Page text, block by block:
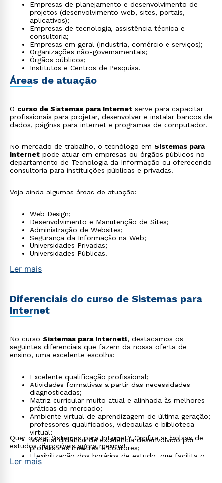
Empresas de planejamento e desenvolvimento de
projetos (desenvolvimento web, sites, portais,
aplicativos);
Empresas de tecnologia, assistência técnica e
consultoria;
Empresas em geral (indústria, comércio e serviços);
Organizações não-governamentais;
Órgãos públicos;
Institutos e Centros de Pesquisa.
Áreas de atuação
O curso de Sistemas para Internet serve para capacitar
profissionais para projetar, desenvolver e instalar bancos de
dados, páginas para internet e programas de computador.
No mercado de trabalho, o tecnólogo em Sistemas para
Internet pode atuar em empresas ou órgãos públicos no
departamento de Tecnologia da Informação ou oferecendo
consultoria para instituições públicas e privadas.
Veja ainda algumas áreas de atuação:
Web Design;
Desenvolvimento e Manutenção de Sites;
Administração de Websites;
Segurança da Informação na Web;
Universidades Privadas;
Universidades Públicas.
Ler mais
Diferenciais do curso de Sistemas para
Internet
No curso Sistemas para Internetl, destacamos os
seguintes diferenciais que fazem da nossa oferta de
ensino, uma excelente escolha:
Excelente qualificação profissional;
Atividades formativas a partir das necessidades
diagnosticadas;
Matriz curricular muito atual e alinhada às melhores
práticas do mercado;
Ambiente virtual de aprendizagem de última geração;
professores qualificados, videoaulas e biblioteca
virtual;
Material didático de excelência desenvolvido por
professores mestres e doutores;
Flexibilização dos horários de estudo, que facilita o
processo de aprendizagem para um método efetivo
Quer cursar Sistemas para Internet? Confira asbolsas de
estudosdisponíveis agora mesmo!
Ler mais